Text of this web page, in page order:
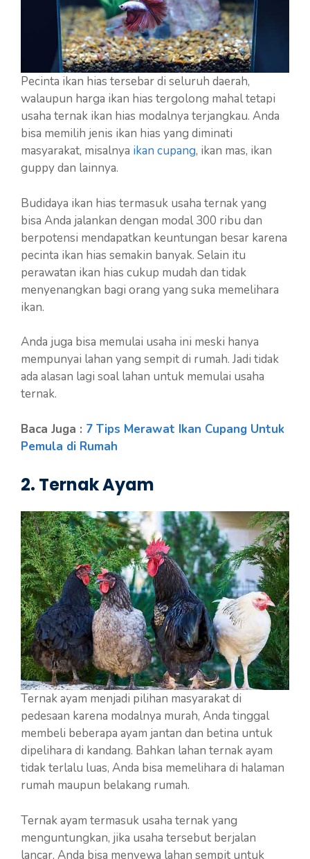
Pecinta ikan hias tersebar di seluruh daerah,
walaupun harga ikan hias tergolong mahal tetapi
usaha ternak ikan hias modalnya terjangkau. Anda
bisa memilih jenis ikan hias yang diminati
masyarakat, misalnya ikan cupang, ikan mas, ikan
guppy dan lainnya.
Budidaya ikan hias termasuk usaha ternak yang
bisa Anda jalankan dengan modal 300 ribu dan
berpotensi mendapatkan keuntungan besar karena
pecinta ikan hias semakin banyak. Selain itu
perawatan ikan hias cukup mudah dan tidak
menyenangkan bagi orang yang suka memelihara
ikan.
Anda juga bisa memulai usaha ini meski hanya
mempunyai lahan yang sempit di rumah. Jadi tidak
ada alasan lagi soal lahan untuk memulai usaha
ternak.
Baca Juga : 7 Tips Merawat Ikan Cupang Untuk
Pemula di Rumah
2. Ternak Ayam
Ternak ayam menjadi pilihan masyarakat di
pedesaan karena modalnya murah, Anda tinggal
membeli beberapa ayam jantan dan betina untuk
dipelihara di kandang. Bahkan lahan ternak ayam
tidak terlalu luas, Anda bisa memelihara di halaman
rumah maupun belakang rumah.
Ternak ayam termasuk usaha ternak yang
menguntungkan, jika usaha tersebut berjalan
lancar. Anda bisa menyewa lahan sempit untuk